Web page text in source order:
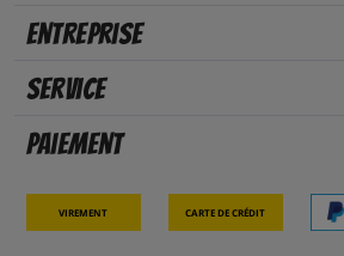
Entreprise
Service
Paiement
Virement Carte de crédit